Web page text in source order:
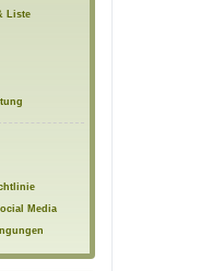
Liste
Media